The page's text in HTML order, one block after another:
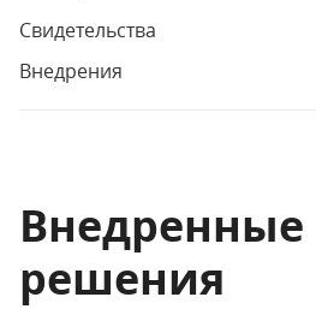
Свидетельства
Внедрения
Внедренные
решения